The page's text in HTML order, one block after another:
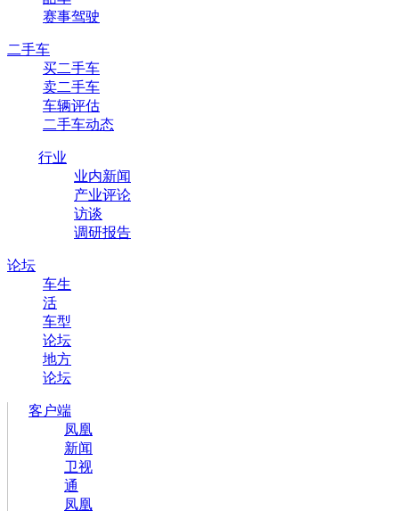
赛事驾驶
二手车
买二手车
卖二手车
车辆评估
二手车动态
行业
业内新闻
产业评论
访谈
调研报告
论坛
车生
活
车型
论坛
地方
论坛
客户端
凤凰
新闻
卫视
通
凤凰